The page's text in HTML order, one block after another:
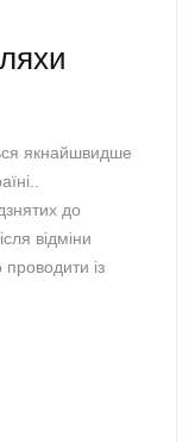
якнайшвидше
до
відміни
із